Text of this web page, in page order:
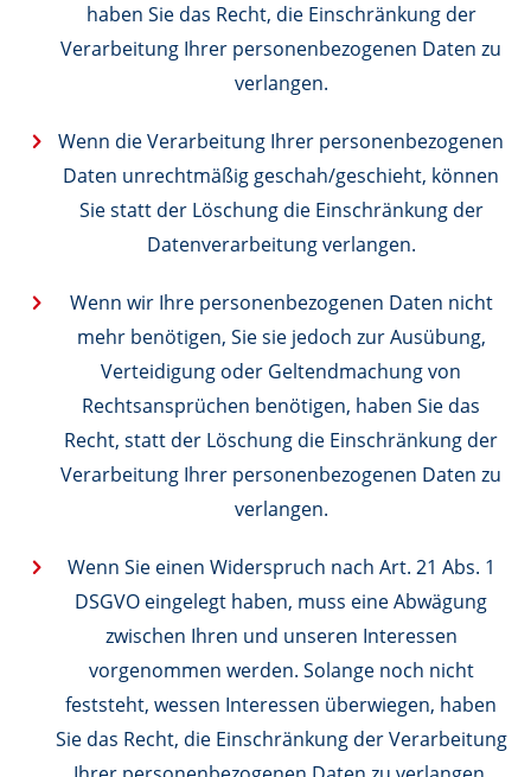
haben Sie das Recht, die Einschränkung der
Verarbeitung Ihrer personenbezogenen Daten zu
verlangen.
Wenn die Verarbeitung Ihrer personenbezogenen
Daten unrechtmäßig geschah/geschieht, können
Sie statt der Löschung die Einschränkung der
Datenverarbeitung verlangen.
Wenn wir Ihre personenbezogenen Daten nicht
mehr benötigen, Sie sie jedoch zur Ausübung,
Verteidigung oder Geltendmachung von
Rechtsansprüchen benötigen, haben Sie das
Recht, statt der Löschung die Einschränkung der
Verarbeitung Ihrer personenbezogenen Daten zu
verlangen.
Wenn Sie einen Widerspruch nach Art. 21 Abs. 1
DSGVO eingelegt haben, muss eine Abwägung
zwischen Ihren und unseren Interessen
vorgenommen werden. Solange noch nicht
feststeht, wessen Interessen überwiegen, haben
Sie das Recht, die Einschränkung der Verarbeitung